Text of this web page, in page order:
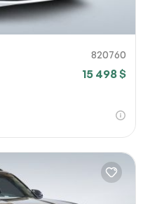
820760
15 498 $